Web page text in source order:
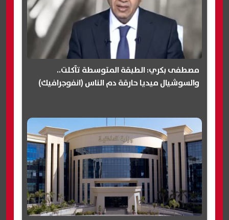
مصطفى بكري: الطبقة المتوسطة تآكلت..
والسوشيال ميديا حارقة دم الناس (انفوجرافيك)